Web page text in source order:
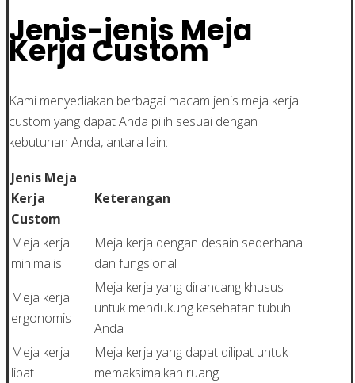
Jenis-jenis Meja
Kerja Custom
Kami menyediakan berbagai macam jenis meja kerja
custom yang dapat Anda pilih sesuai dengan
kebutuhan Anda, antara lain:
Jenis Meja
Kerja
Custom
Keterangan
Meja kerja
minimalis
Meja kerja dengan desain sederhana
dan fungsional
Meja kerja
ergonomis
Meja kerja yang dirancang khusus
untuk mendukung kesehatan tubuh
Anda
Meja kerja
lipat
Meja kerja yang dapat dilipat untuk
memaksimalkan ruang